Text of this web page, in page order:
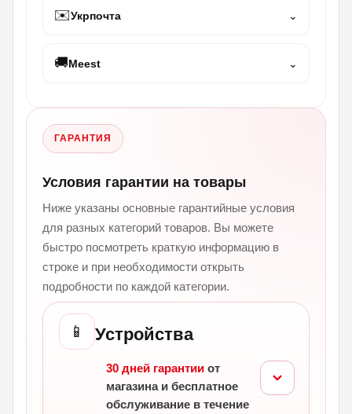
✉️Укрпочта ⌄
🚚Meest ⌄
ГАРАНТИЯ
Условия гарантии на товары
Ниже указаны основные гарантийные условия
для разных категорий товаров. Вы можете
быстро посмотреть краткую информацию в
строке и при необходимости открыть
подробности по каждой категории.
📱 Устройства
30 дней гарантии от
магазина и бесплатное
обслуживание в течение